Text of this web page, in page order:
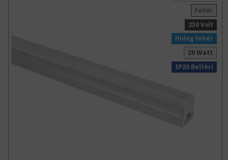
Hideg fehér
IP20 Beltéri
20 Watt
Fehér
230 Volt